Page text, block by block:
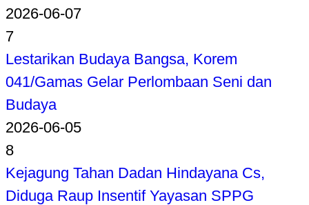
2026-06-07
7
Lestarikan Budaya Bangsa, Korem
041/Gamas Gelar Perlombaan Seni dan
Budaya
2026-06-05
8
Kejagung Tahan Dadan Hindayana Cs,
Diduga Raup Insentif Yayasan SPPG